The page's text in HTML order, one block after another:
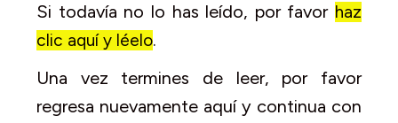
Si todavía no lo has leído, por favor haz
clic aquí y léelo.
Una vez termines de leer, por favor
regresa nuevamente aquí y continua con